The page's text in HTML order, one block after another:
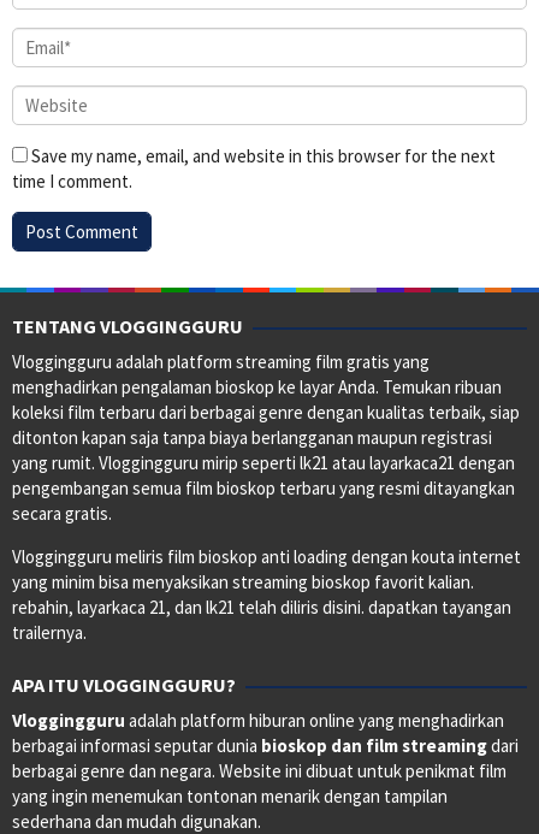
Save my name, email, and website in this browser for the next
time I comment.
TENTANG VLOGGINGGURU
Vloggingguru adalah platform streaming film gratis yang
menghadirkan pengalaman bioskop ke layar Anda. Temukan ribuan
koleksi film terbaru dari berbagai genre dengan kualitas terbaik, siap
ditonton kapan saja tanpa biaya berlangganan maupun registrasi
yang rumit. Vloggingguru mirip seperti lk21 atau layarkaca21 dengan
pengembangan semua film bioskop terbaru yang resmi ditayangkan
secara gratis.
Vloggingguru meliris film bioskop anti loading dengan kouta internet
yang minim bisa menyaksikan streaming bioskop favorit kalian.
rebahin, layarkaca 21, dan lk21 telah diliris disini. dapatkan tayangan
trailernya.
APA ITU VLOGGINGGURU?
Vloggingguru adalah platform hiburan online yang menghadirkan
berbagai informasi seputar dunia bioskop dan film streamingdari
berbagai genre dan negara. Website ini dibuat untuk penikmat film
yang ingin menemukan tontonan menarik dengan tampilan
sederhana dan mudah digunakan.